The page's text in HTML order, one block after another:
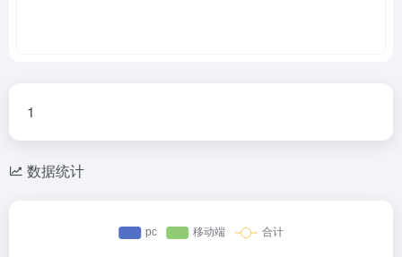
1
数据统计